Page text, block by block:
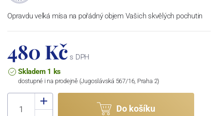
Opravdu velká mísa na pořádný objem Vašich skvělých pochutin
480 Kč s DPH
Skladem 1 ks
dostupné i na prodejně (Jugoslávská 567/16, Praha 2)
Do košíku